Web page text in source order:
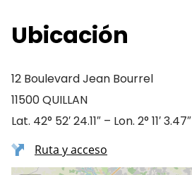
Ubicación
12 Boulevard Jean Bourrel
11500 QUILLAN
Lat. 42° 52′ 24.11″ – Lon. 2° 11′ 3.47″
Ruta y acceso